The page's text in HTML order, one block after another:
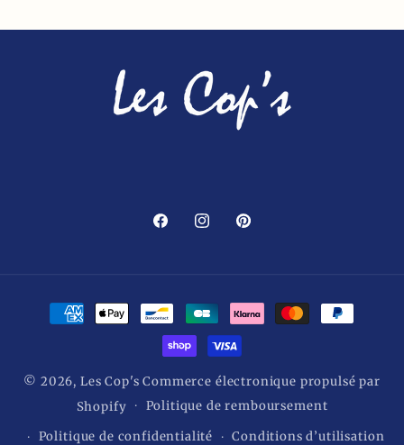
FacebookInstagramPinterest
Moyens
de
© 2026, Les Cop'sCommerce électronique propulsé par
Shopify
Politique de remboursement
Politique de confidentialité Conditions d’utilisation